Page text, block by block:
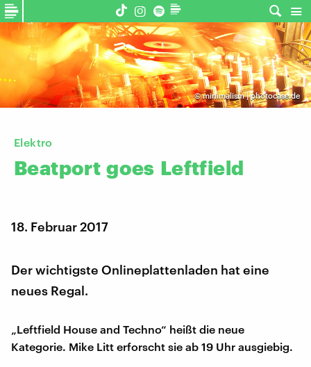
©minimalism | photocase.de
Elektro
Beatport goes Leftfield
18. Februar 2017
Der wichtigste Onlineplattenladen hat eine
neues Regal.
„Leftfield House and Techno“ heißt die neue
Kategorie. Mike Litt erforscht sie ab 19 Uhr ausgiebig.